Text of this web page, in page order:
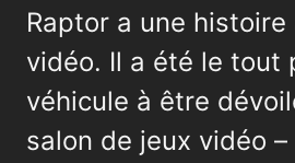
Raptor a une
vidéo. Il a été le tout
véhicule à être
salon de jeux vidéo –